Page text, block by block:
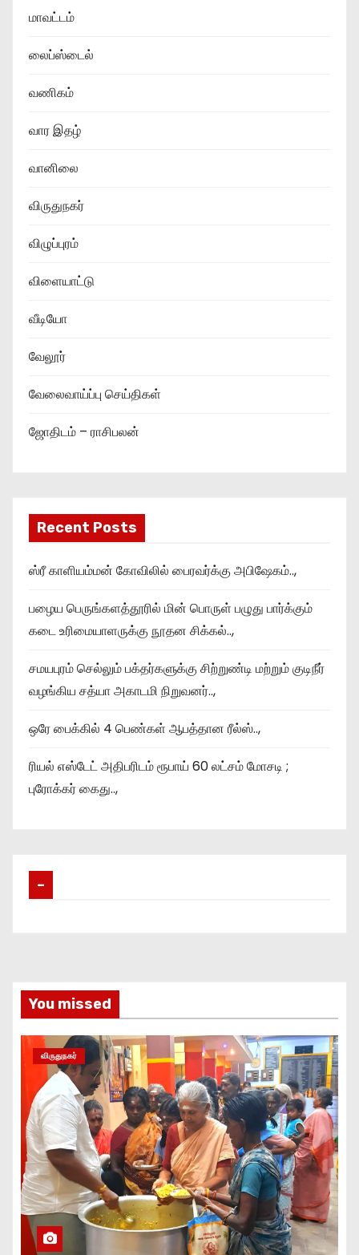
மாவட்டம்
லைப்ஸ்டைல்
வணிகம்
வார இதழ்
வானிலை
விருதுநகர்
விழுப்புரம்
விளையாட்டு
வீடியோ
வேலூர்
வேலைவாய்ப்பு செய்திகள்
ஜோதிடம் – ராசிபலன்
Recent Posts
ஸ்ரீ காளியம்மன் கோவிலில் பைரவர்க்கு அபிஷேகம்..,
பழைய பெருங்களத்தூரில் மின் பொருள் பழுது பார்க்கும்
கடை உரிமையாளருக்கு நூதன சிக்கல்..,
சமயபுரம் செல்லும் பக்தர்களுக்கு சிற்றுண்டி மற்றும் குடிநீர்
வழங்கிய சத்யா அகாடமி நிறுவனர்..,
ஒரே பைக்கில் 4 பெண்கள் ஆபத்தான ரீல்ஸ்..,
ரியல் எஸ்டேட் அதிபரிடம் ரூபாய் 60 லட்சம் மோசடி ;
புரோக்கர் கைது..,
–
You missed
விருதுநகர்